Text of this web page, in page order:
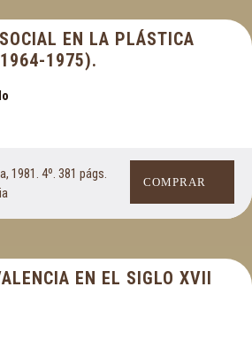
EN LA PLÁSTICA
1975).
1981. 4º. 381 págs.
COMPRAR
EN EL SIGLO XVII